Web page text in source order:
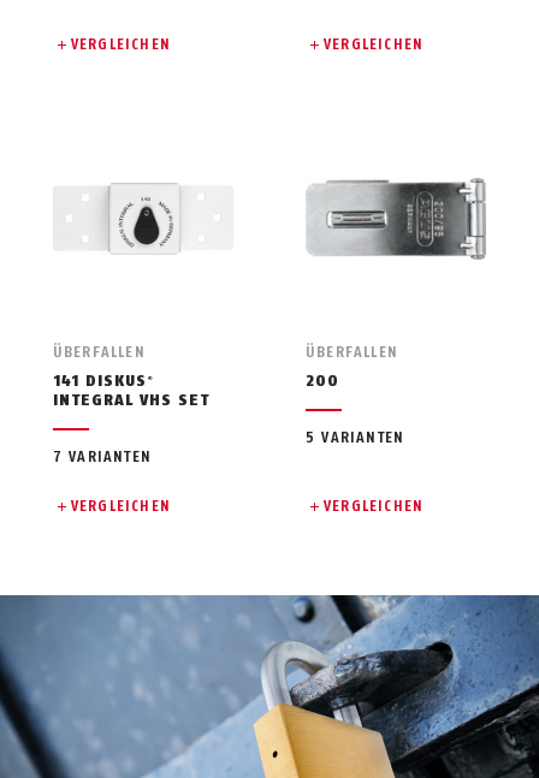
VERGLEICHEN VERGLEICHEN
ÜBERFALLEN
141 DISKUS ®
INTEGRAL VHS SET
7 VARIANTEN
VERGLEICHEN
ÜBERFALLEN
200
5 VARIANTEN
VERGLEICHEN